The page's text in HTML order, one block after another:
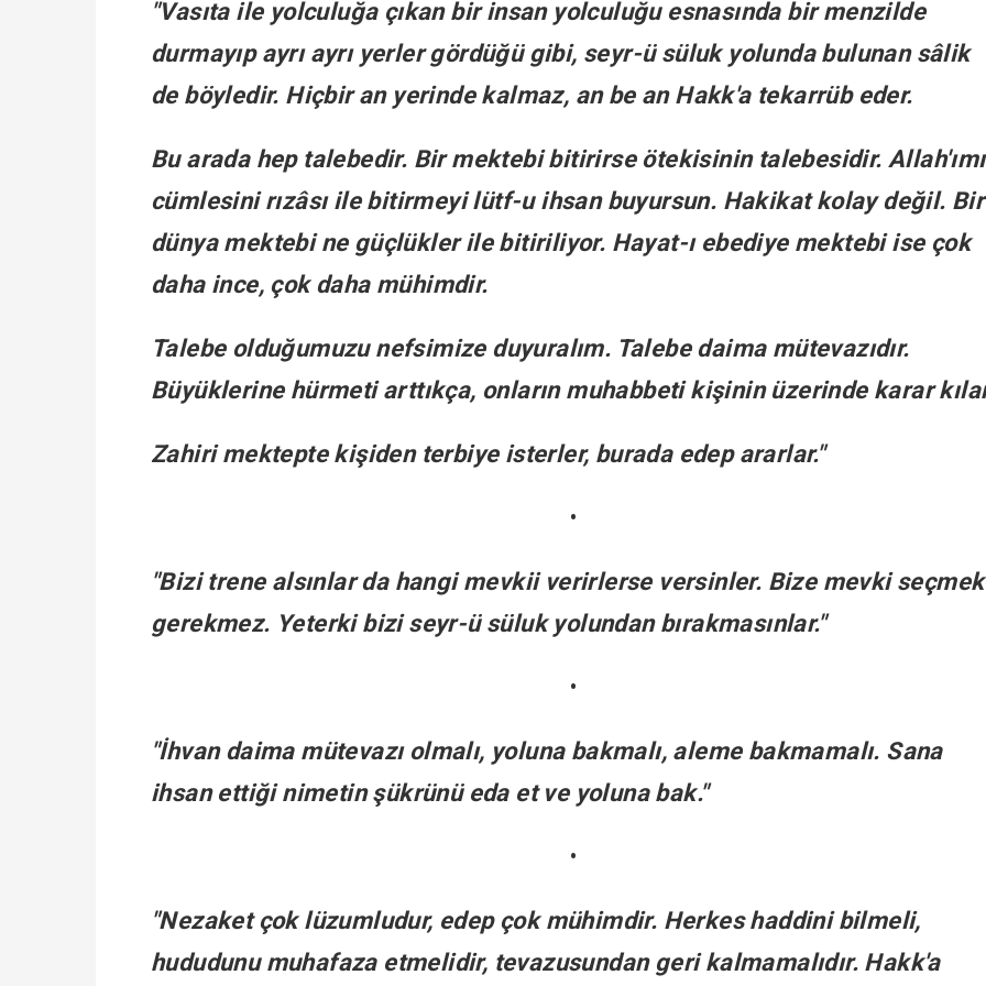
"Vasıta ile yolculuğa çıkan bir insan yolculuğu esnasında bir menzilde
durmayıp ayrı ayrı yerler gördüğü gibi, seyr-ü süluk yolunda bulunan sâlik
de böyledir. Hiçbir an yerinde kalmaz, an be an Hakk'a tekarrüb eder.
Bu arada hep talebedir. Bir mektebi bitirirse ötekisinin talebesidir.
cümlesini rızâsı ile bitirmeyi lütf-u ihsan buyursun. Hakikat kolay değil. Bir
dünya mektebi ne güçlükler ile bitiriliyor. Hayat-ı ebediye mektebi ise çok
daha ince, çok daha mühimdir.
Talebe olduğumuzu nefsimize duyuralım. Talebe daima mütevazıdır.
Büyüklerine hürmeti arttıkça, onların muhabbeti kişinin üzerinde karar
Zahiri mektepte kişiden terbiye isterler, burada edep ararlar."
•
"Bizi trene alsınlar da hangi mevkii verirlerse versinler. Bize mevki seçmek
gerekmez. Yeterki bizi seyr-ü süluk yolundan bırakmasınlar."
•
"İhvan daima mütevazı olmalı, yoluna bakmalı, aleme bakmamalı. Sana
ihsan ettiği nimetin şükrünü eda et ve yoluna bak."
•
"Nezaket çok lüzumludur, edep çok mühimdir. Herkes haddini bilmeli,
hududunu muhafaza etmelidir, tevazusundan geri kalmamalıdır. Hakk'a